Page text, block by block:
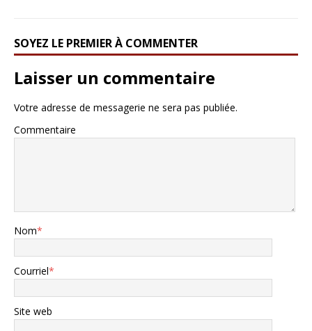
SOYEZ LE PREMIER À COMMENTER
Laisser un commentaire
Votre adresse de messagerie ne sera pas publiée.
Commentaire
Nom*
Courriel*
Site web